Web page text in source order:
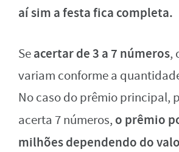
aí sim a festa fica completa.
Seacertar de 3 a 7 números,
variam conforme a
No caso do prêmio principal,
acerta 7 números, o prêmio
milhões dependendo do